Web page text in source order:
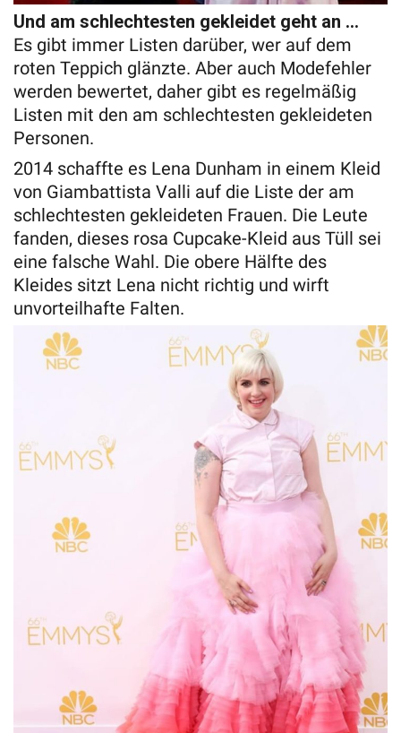
Und am schlechtesten gekleidet geht an …
Es gibt immer Listen darüber, wer auf dem
roten Teppich glänzte. Aber auch Modefehler
werden bewertet, daher gibt es regelmäßig
Listen mit den am schlechtesten gekleideten
Personen.
2014 schaffte es Lena Dunham in einem Kleid
von Giambattista Valli auf die Liste der am
schlechtesten gekleideten Frauen. Die Leute
fanden, dieses rosa Cupcake-Kleid aus Tüll sei
eine falsche Wahl. Die obere Hälfte des
Kleides sitzt Lena nicht richtig und wirft
unvorteilhafte Falten.